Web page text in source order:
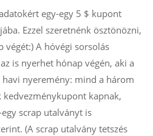
egy-egy 5 $ kupont
Ezzel szeretnénk ösztönözni,
végét:) A hóvégi sorsolás
is nyerhet hónap végén, aki a
havi nyeremény: mind a három
kapnak,
scrap utalványt is
(A scrap utalvány tetszés